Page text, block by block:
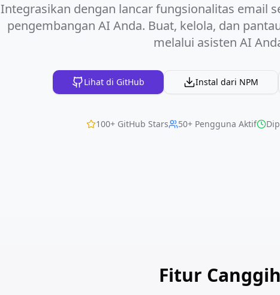
Integrasikan dengan lancar fungsionalitas email
pengembangan AI Anda. Buat, kelola, dan
melalui asisten AI
Lihat di GitHub Instal dari NPM
100+ GitHub Stars 50+ Pengguna Aktif
Fitur Canggih